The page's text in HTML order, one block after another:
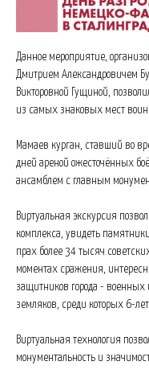
Данное мероприятие,
Дмитрием Александровичем
Викторовной Гущиной,
из самых знаковых мест
Мамаев курган, ставший во
дней ареной ожесточённых
ансамблем с главным
Виртуальная экскурсия
комплекса, увидеть
прах более 34 тысяч
моментах сражения,
защитников города -
земляков, среди которых 6-
Виртуальная технология
монументальность и